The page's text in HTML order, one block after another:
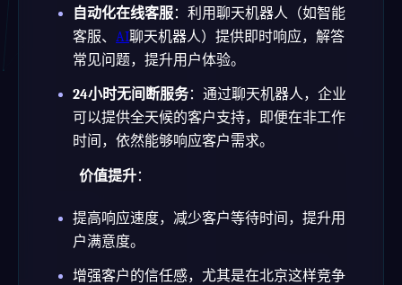
自动化在线客服：利用聊天机器人（如智能
客服、 AI聊天机器人）提供即时响应，解答
常见问题，提升用户体验。
24小时无间断服务：通过聊天机器人，企业
可以提供全天候的客户支持，即便在非工作
时间，依然能够响应客户需求。
价值提升：
提高响应速度，减少客户等待时间，提升用
户满意度。
增强客户的信任感，尤其是在北京这样竞争